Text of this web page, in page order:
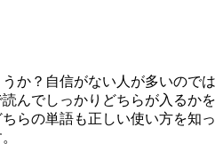
か？自信がない人が多いのでは
んでしっかりどちらが入るかを
らの単語も正しい使い方を知っ